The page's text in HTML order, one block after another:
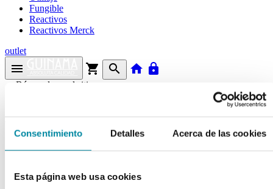
Consentimiento Detalles Acerca de las cookies
Esta página web usa cookies
Fungible
Reactivos
Reactivos Merck
outlet
menu shopping_cart search home lock
Búsqueda en el sitio
Actualmente se encuentra en:
Inicio >>
FAMOTIDINA
arrow_backFicha de producto